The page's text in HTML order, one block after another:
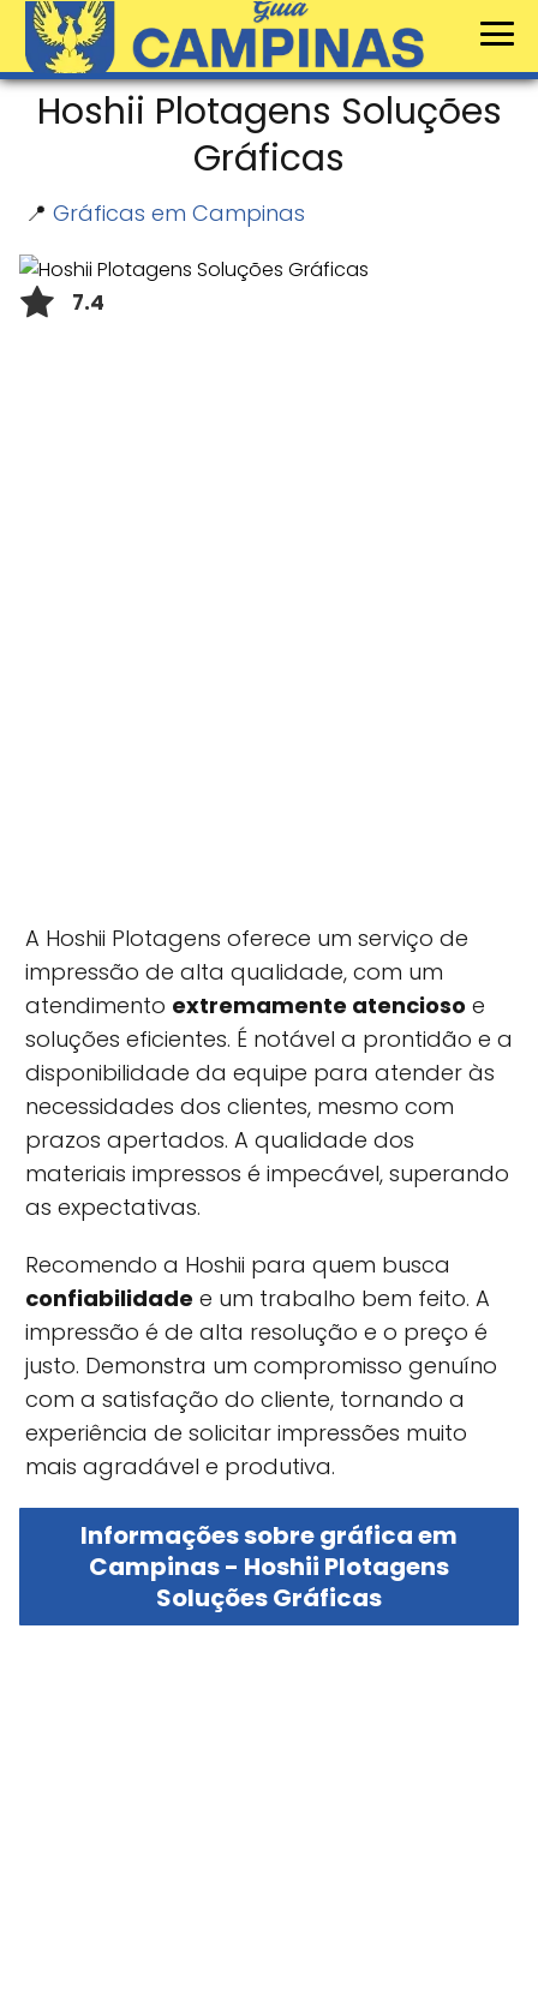
Hoshii Plotagens Soluções
Gráficas
📍 Gráficas em Campinas
7.4
A Hoshii Plotagens oferece um serviço de
impressão de alta qualidade, com um
atendimento extremamente atencioso e
soluções eficientes. É notável a prontidão e a
disponibilidade da equipe para atender às
necessidades dos clientes, mesmo com
prazos apertados. A qualidade dos
materiais impressos é impecável, superando
as expectativas.
Recomendo a Hoshii para quem busca
confiabilidade e um trabalho bem feito. A
impressão é de alta resolução e o preço é
justo. Demonstra um compromisso genuíno
com a satisfação do cliente, tornando a
experiência de solicitar impressões muito
mais agradável e produtiva.
Informações sobre gráfica em
Campinas - Hoshii Plotagens
Soluções Gráficas